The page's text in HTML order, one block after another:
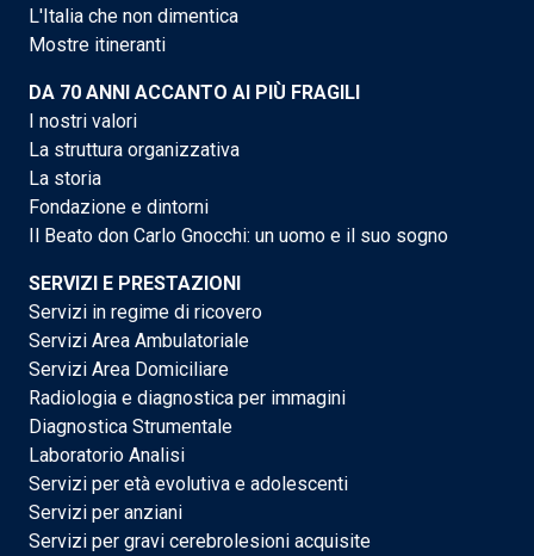
L'Italia che non dimentica
Mostre itineranti
DA 70 ANNI ACCANTO AI PIÙ FRAGILI
I nostri valori
La struttura organizzativa
La storia
Fondazione e dintorni
Il Beato don Carlo Gnocchi: un uomo e il suo sogno
SERVIZI E PRESTAZIONI
Servizi in regime di ricovero
Servizi Area Ambulatoriale
Servizi Area Domiciliare
Radiologia e diagnostica per immagini
Diagnostica Strumentale
Laboratorio Analisi
Servizi per età evolutiva e adolescenti
Servizi per anziani
Servizi per gravi cerebrolesioni acquisite